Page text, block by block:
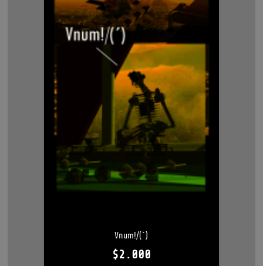
Vnum!/(´)
$2.000